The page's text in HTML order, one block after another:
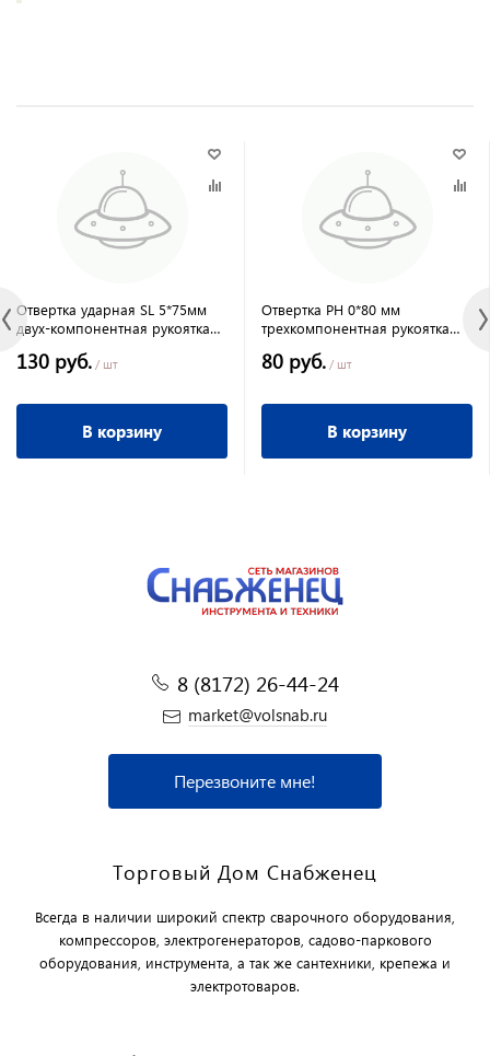
Отвертка ударная SL 5*75мм
двух-компонентная рукоятка
130 руб. / шт
В корзину
Отвертка PH 0*80 мм
трехкомпонентная рукоятка
80 руб. / шт
В корзину
8 (8172) 26-44-24
market@volsnab.ru
Перезвоните мне!
Торговый Дом Снабженец
Всегда в наличии широкий спектр сварочного оборудования,
компрессоров, электрогенераторов, садово-паркового
оборудования, инструмента, а так же сантехники, крепежа и
электротоваров.